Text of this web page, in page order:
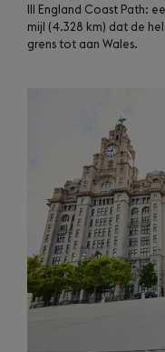
III England Coast Path:
mijl (4.328 km) dat de
grens tot aan Wales.